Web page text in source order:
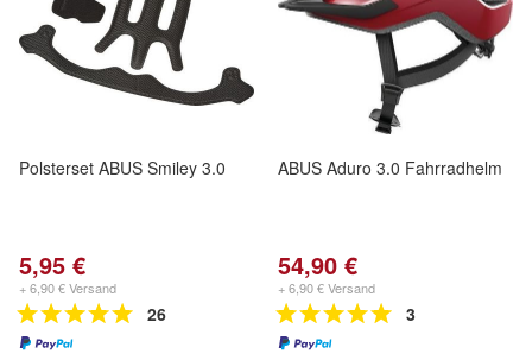
Polsterset ABUS Smiley 3.0
5,95 €
+ 6,90 € Versand
26
ABUS Aduro 3.0 Fahrradhelm
54,90 €
+ 6,90 € Versand
3